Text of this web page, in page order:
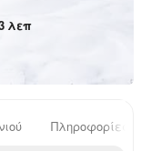
λεπ
Πληροφορίες